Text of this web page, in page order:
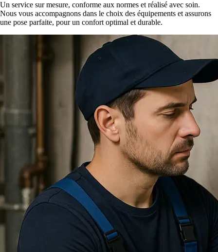
Un service sur mesure, conforme aux normes et réalisé avec soin.
Nous vous accompagnons dans le choix des équipements et assurons
une pose parfaite, pour un confort optimal et durable.